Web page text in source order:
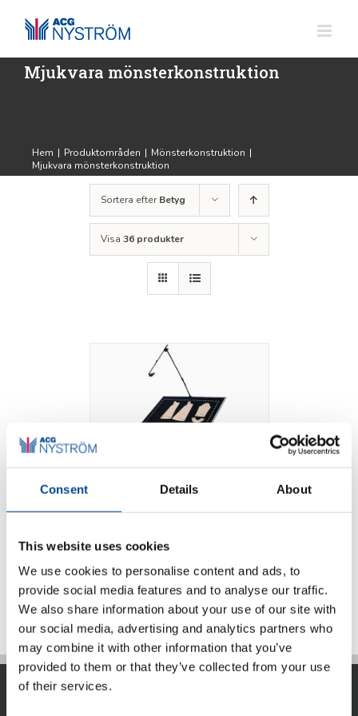
Consent Details About
This website uses cookies
We use cookies to personalise content and ads, to
provide social media features and to analyse our traffic.
We also share information about your use of our site with
our social media, advertising and analytics partners who
may combine it with other information that you’ve
provided to them or that they’ve collected from your use
of their services.
innehållet
Mjukvara mönsterkonstruktion
Hem | Produktområden | Mönsterkonstruktion |
Mjukvara mönsterkonstruktion
Sortera efterBetyg
Visa 36 produkter
Detaljer